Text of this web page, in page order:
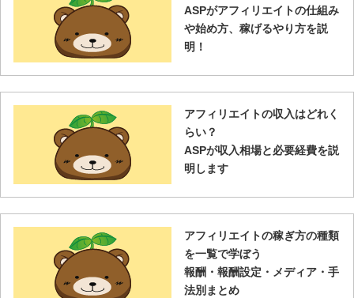
ASPがアフィリエイトの仕組み
や始め方、稼げるやり方を説
明！
アフィリエイトの収入はどれく
らい？
ASPが収入相場と必要経費を説
明します
アフィリエイトの稼ぎ方の種類
を一覧で学ぼう
報酬・報酬設定・メディア・手
法別まとめ